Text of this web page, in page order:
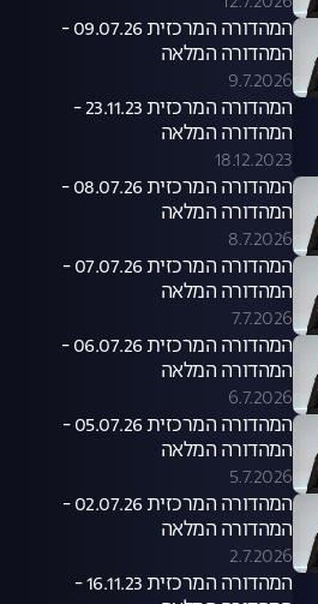
המהדורה המרכזית 09.07.26 -
המהדורה המלאה
9.7.2026
המהדורה המרכזית 23.11.23 -
המהדורה המלאה
18.12.2023
המהדורה המרכזית 08.07.26 -
המהדורה המלאה
8.7.2026
המהדורה המרכזית 07.07.26 -
המהדורה המלאה
7.7.2026
המהדורה המרכזית 06.07.26 -
המהדורה המלאה
6.7.2026
המהדורה המרכזית 05.07.26 -
המהדורה המלאה
5.7.2026
המהדורה המרכזית 02.07.26 -
המהדורה המלאה
2.7.2026
המהדורה המרכזית 16.11.23 -